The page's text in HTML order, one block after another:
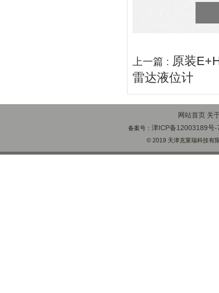
上一篇 : 原装
雷达液位计
网站首页 关
备案号：津ICP备12003189号-
© 2019 天津克莱瑞科技有